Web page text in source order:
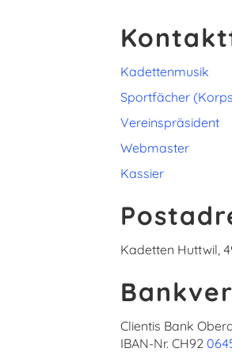
Kadettenmusik
Sportfächer
Vereinspräsident
Webmaster
Kassier
Kadetten Huttwil,
Clientis Bank
IBAN-Nr. CH92